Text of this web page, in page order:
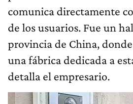
comunica directamente
de los usuarios. Fue un
provincia de China,
una fábrica dedicada a
detalla el empresario.